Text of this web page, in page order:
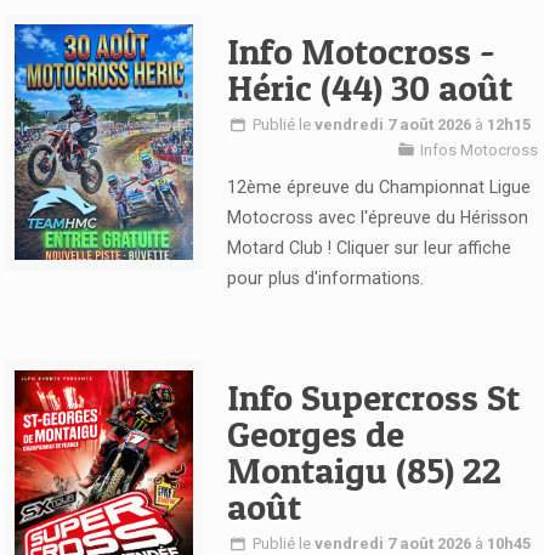
Info Motocross -
Héric (44) 30 août
Publié levendredi 7 août 2026 à 12h15
Infos Motocross
12ème épreuve du Championnat Ligue
Motocross avec l'épreuve du Hérisson
Motard Club ! Cliquer sur leur affiche
pour plus d'informations.
Info Supercross St
Georges de
Montaigu (85) 22
août
Publié levendredi 7 août 2026 à 10h45